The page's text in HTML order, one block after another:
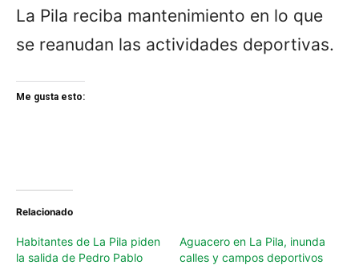
La Pila reciba mantenimiento en lo que
se reanudan las actividades deportivas.
Me gusta esto:
Relacionado
Habitantes de La Pila piden
la salida de Pedro Pablo
Aguacero en La Pila, inunda
calles y campos deportivos